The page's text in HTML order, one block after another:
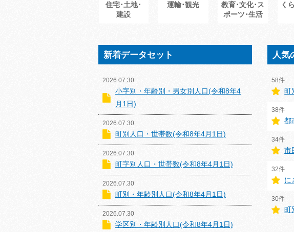
住宅･土地･
建設
運輸･観光
教育･文化･ス
ポーツ･生活
く
新着データセット
2026.07.30
小字別・年齢別・男女別人口(令和8年4
月1日)
2026.07.30
町別人口・世帯数(令和8年4月1日)
2026.07.30
町字別人口・世帯数(令和8年4月1日)
2026.07.30
町別・年齢別人口(令和8年4月1日)
2026.07.30
学区別・年齢別人口(令和8年4月1日)
人気
58件
町
38件
都
34件
市
32件
に
30件
町